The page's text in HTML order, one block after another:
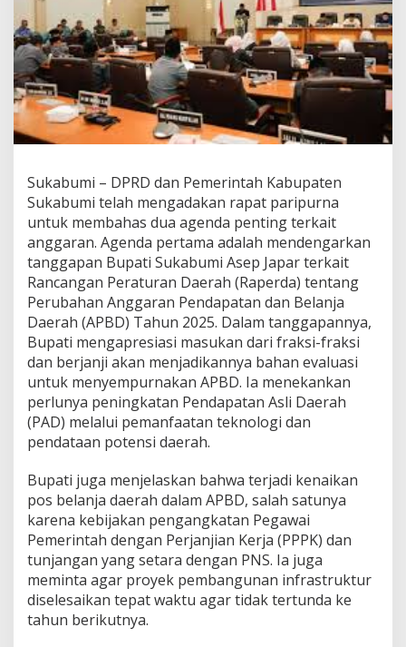
u
m
i
B
a
h
B
D
2
0
5
d
a
n
A
n
g
g
a
r
n
0
2
6
Sukabumi – DPRD dan Pemerintah Kabupaten
Sukabumi telah mengadakan rapat paripurna
untuk membahas dua agenda penting terkait
anggaran. Agenda pertama adalah mendengarkan
tanggapan Bupati Sukabumi Asep Japar terkait
Rancangan Peraturan Daerah (Raperda) tentang
Perubahan Anggaran Pendapatan dan Belanja
Daerah (APBD) Tahun 2025. Dalam tanggapannya,
Bupati mengapresiasi masukan dari fraksi-fraksi
dan berjanji akan menjadikannya bahan evaluasi
untuk menyempurnakan APBD. Ia menekankan
perlunya peningkatan Pendapatan Asli Daerah
(PAD) melalui pemanfaatan teknologi dan
pendataan potensi daerah.
Bupati juga menjelaskan bahwa terjadi kenaikan
pos belanja daerah dalam APBD, salah satunya
karena kebijakan pengangkatan Pegawai
Pemerintah dengan Perjanjian Kerja (PPPK) dan
tunjangan yang setara dengan PNS. Ia juga
meminta agar proyek pembangunan infrastruktur
diselesaikan tepat waktu agar tidak tertunda ke
tahun berikutnya.